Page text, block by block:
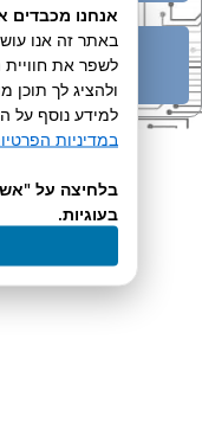
אנחנו מכבדים
לשפר את
ולהציג לך תוכן
למידע נוסף על
במדיניות
בלחיצה על
בעוגיות.